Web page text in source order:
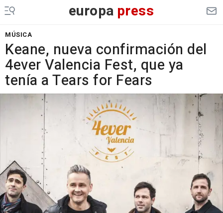
europa press
MÚSICA
Keane, nueva confirmación del
4ever Valencia Fest, que ya
tenía a Tears for Fears